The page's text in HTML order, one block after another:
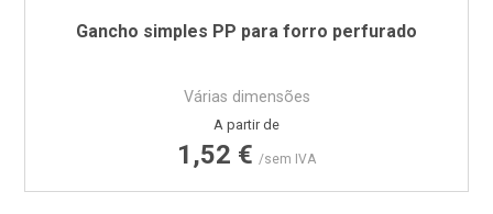
Gancho simples PP para forro perfurado
Várias dimensões
Preço
A partir de
1,52 € /sem IVA